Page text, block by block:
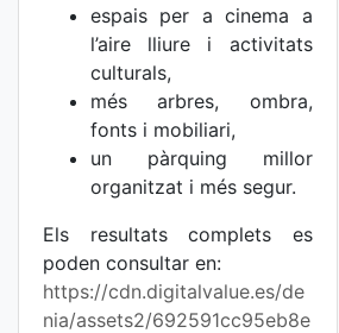
espais per a cinema a
l’aire lliure i activitats
culturals,
més arbres, ombra,
fonts i mobiliari,
un pàrquing millor
organitzat i més segur.
Els resultats complets es
poden consultar en:
https://cdn.digitalvalue.es/de
nia/assets2/692591cc95eb8e